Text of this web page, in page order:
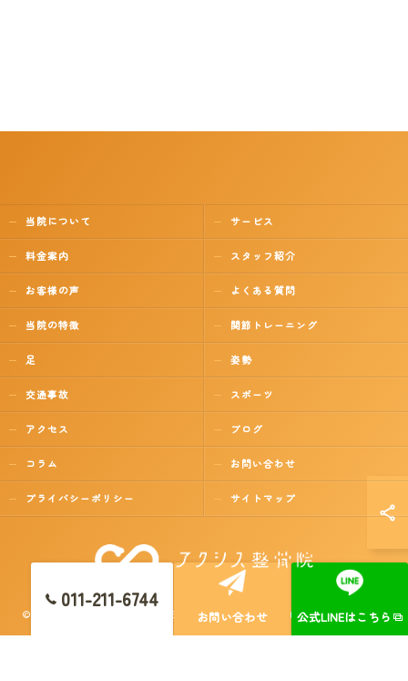
011-211-6744
お問い合わせ 公式LINEはこちら
当院について サービス
料金案内 スタッフ紹介
お客様の声 よくある質問
当院の特徴 関節トレーニング
足 姿勢
交通事故 スポーツ
アクセス ブログ
コラム お問い合わせ
プライバシーポリシー サイトマップ
© 2026 北海道札幌の整骨院ならアクシス整骨院 ALL RIGHTS RESERVED.